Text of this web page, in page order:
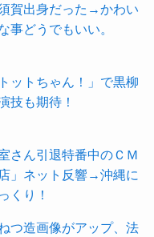
賀出身だった→かわい
事どうでもいい。
ットちゃん！」で黒柳
も期待！
さん引退特番中のＣＭ
」ネット反響→沖縄に
くり！
つ造画像がアップ、法